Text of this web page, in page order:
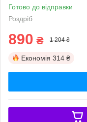
Готово до відправки
Роздріб
890 ₴ 1 204 ₴
Економія 314 ₴